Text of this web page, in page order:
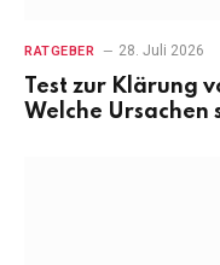
RATGEBER 28. Juli 2026
Test zur Klärung
Welche Ursachen